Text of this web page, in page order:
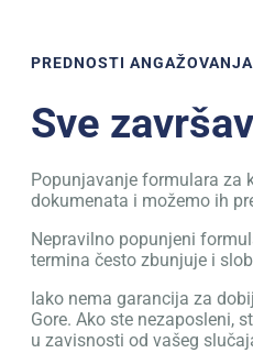
PREDNOSTI
Sve
Popunjavanje formulara za
dokumenata i možemo ih
Nepravilno popunjeni
termina često zbunjuje i
Iako nema garancija za
Gore. Ako ste nezaposleni,
u zavisnosti od vašeg